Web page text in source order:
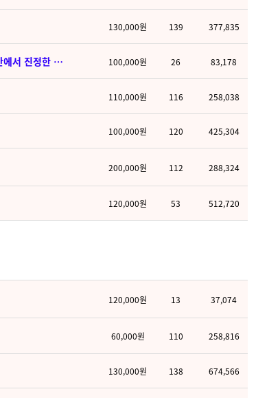
130,000원 139 377,835
동작 사당 [씨엘스파] 새롭게 오픈한 스웨디시 전문 테라피샵★정성과 세심한 터치로 하루의 피로를 부드럽게 풀어드립니다. 아늑하고 쾌적한 공간에서 진정한 힐링과 여유를 느껴보세요. 100,000원 26 83,178
110,000원 116 258,038
100,000원 120 425,304
200,000원 112 288,324
120,000원 53 512,720
120,000원 13 37,074
60,000원 110 258,816
130,000원 138 674,566